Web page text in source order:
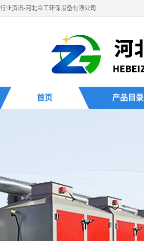
行业资讯-河北众工环保设备有限公司
首页 产品目录